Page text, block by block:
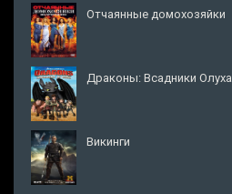
Отчаянные домохозяйки
Драконы: Всадники Олуха
Викинги